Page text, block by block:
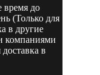
время до
(Только для
в другие
компаниями
в